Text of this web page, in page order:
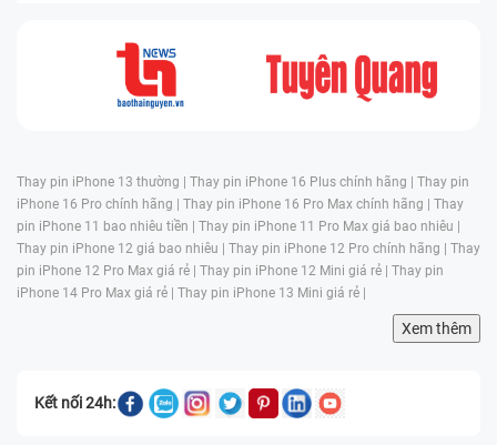
Thay pin iPhone 13 thường | Thay pin iPhone 16 Plus chính hãng | Thay pin
iPhone 16 Pro chính hãng | Thay pin iPhone 16 Pro Max chính hãng | Thay
pin iPhone 11 bao nhiêu tiền | Thay pin iPhone 11 Pro Max giá bao nhiêu |
Thay pin iPhone 12 giá bao nhiêu | Thay pin iPhone 12 Pro chính hãng | Thay
pin iPhone 12 Pro Max giá rẻ | Thay pin iPhone 12 Mini giá rẻ | Thay pin
iPhone 14 Pro Max giá rẻ | Thay pin iPhone 13 Mini giá rẻ |
Xem thêm
Kết nối 24h: